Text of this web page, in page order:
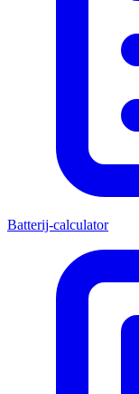
Batterij-calculator